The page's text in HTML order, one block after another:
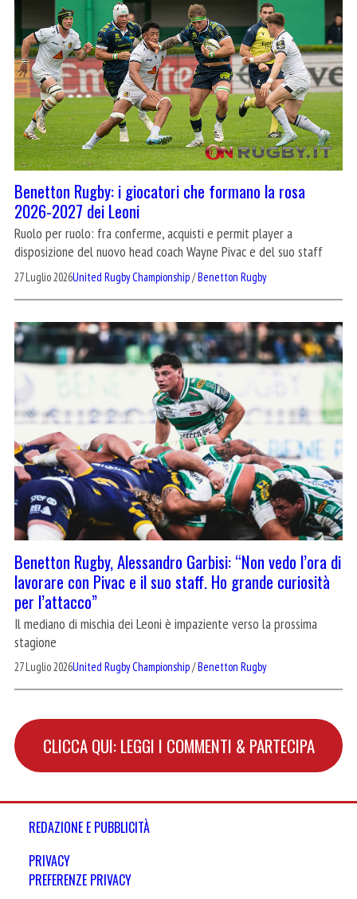
Benetton Rugby: i giocatori che formano la rosa
2026-2027 dei Leoni
Ruolo per ruolo: fra conferme, acquisti e permit player a
disposizione del nuovo head coach Wayne Pivac e del suo staff
27 Luglio 2026United Rugby Championship/Benetton Rugby
Benetton Rugby, Alessandro Garbisi: “Non vedo l’ora di
lavorare con Pivac e il suo staff. Ho grande curiosità
per l’attacco”
Il mediano di mischia dei Leoni è impaziente verso la prossima
stagione
27 Luglio 2026United Rugby Championship/Benetton Rugby
CLICCA QUI: LEGGI I COMMENTI & PARTECIPA
REDAZIONE E PUBBLICITÀ
PRIVACY
PREFERENZE PRIVACY